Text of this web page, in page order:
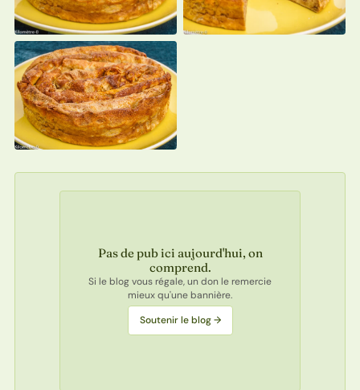
Pas de pub ici aujourd'hui, on
comprend.
Si le blog vous régale, un don le remercie
mieux qu'une bannière.
Soutenir le blog →